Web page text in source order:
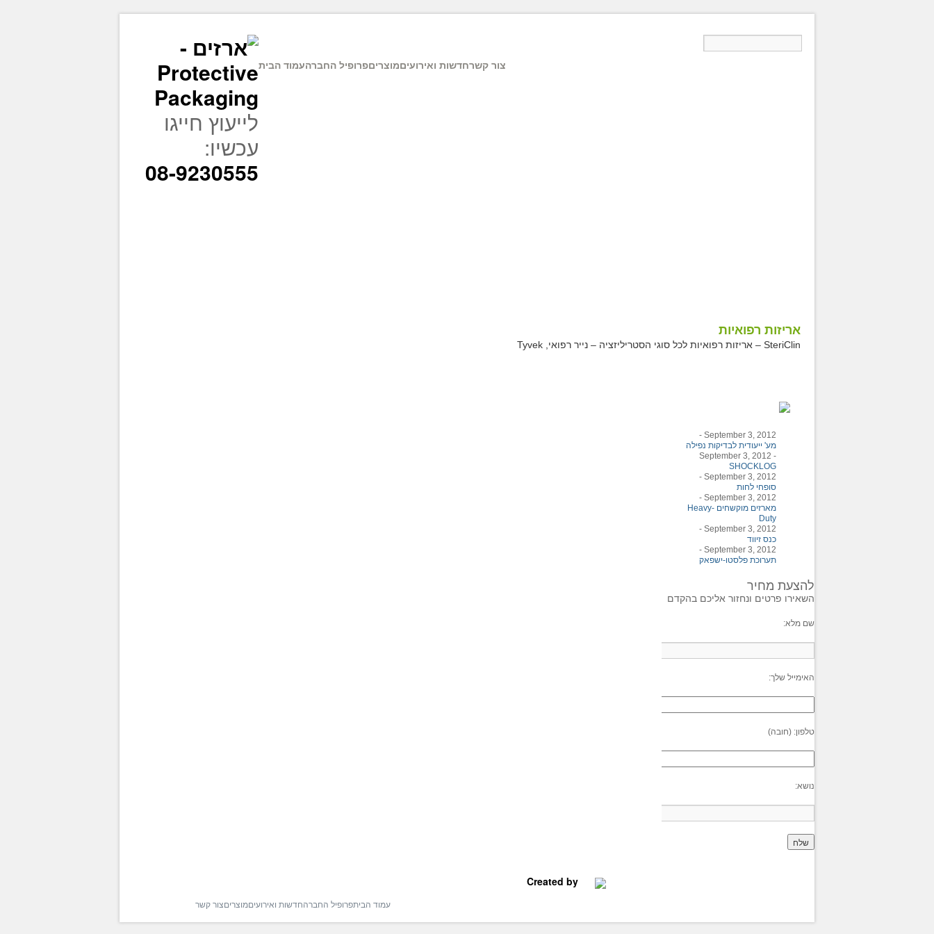
לייעוץ חייגו
עכשיו:
08-9230555
עמוד הביתפרופיל החברהמוצריםחדשות ואירועיםצור קשר
אריזות רפואיות
SteriClin – אריזות רפואיות לכל סוגי הסטריליזציה – נייר רפואי, Tyvek
September 3, 2012
-
מע' ייעודית לבדיקות נפילה
September 3, 2012 -
SHOCKLOG
September 3, 2012
-
סופחי לחות
September 3, 2012
-
מארזים מוקשחים Heavy-
Duty
September 3, 2012
-
כנס זיווד
September 3, 2012
-
תערוכת פלסטו-ישפאק
להצעת מחיר
השאירו פרטים ונחזור אליכם בהקדם
שם מלא:
האימייל שלך:
טלפון: (חובה)
נושא:
Created by
עמוד הביתפרופיל החברהחדשות ואירועיםמוצריםצור קשר